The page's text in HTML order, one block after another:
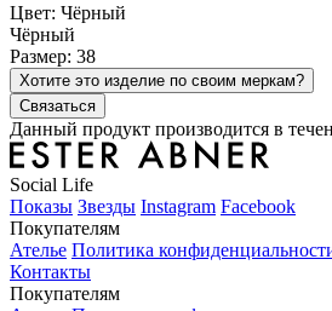
Цвет: Чёрный
Чёрный
Размер: 38
Хотите это изделие по своим меркам?
Связаться
Данный продукт производится в
Social Life
Показы Звезды Instagram Facebook
Покупателям
Ателье Политика
Контакты
Покупателям